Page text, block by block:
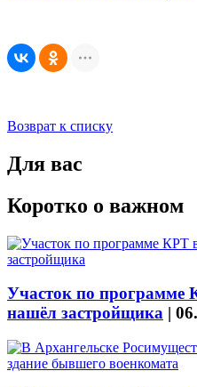
Возврат к списку
Для вас
Коротко о важном
Участок по программе
нашёл застройщика |